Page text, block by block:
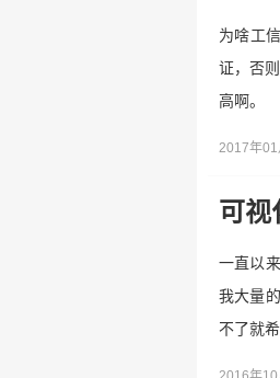
为啥工
证，否
高啊。
2017年01
可视
一直以
我大量
不了就